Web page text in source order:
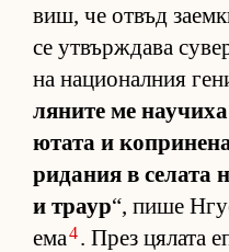
виш, че от­въд
се ут­вър­ж­дава
на на­ци­о­нал­ния
ля­ните ме
ютата и
ри­да­ния в се­лата
и траур“, пише
ема4. През ця­лата